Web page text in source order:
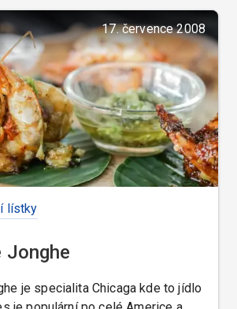
17. července 2008
lístky
Jonghe
je specialita Chicaga kde to jídlo